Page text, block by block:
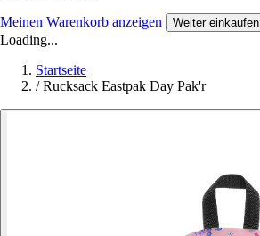
Meinen Warenkorb anzeigen Weiter einkaufen
Loading...
Startseite
/ Rucksack Eastpak Day Pak'r